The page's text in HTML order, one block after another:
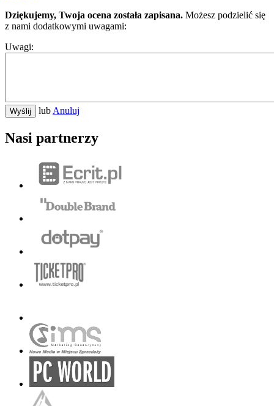
Dziękujemy, Twoja ocena została zapisana. Możesz podzielić się
z nami dodatkowymi uwagami:
Uwagi:
Wyślij lub Anuluj
Nasi partnerzy